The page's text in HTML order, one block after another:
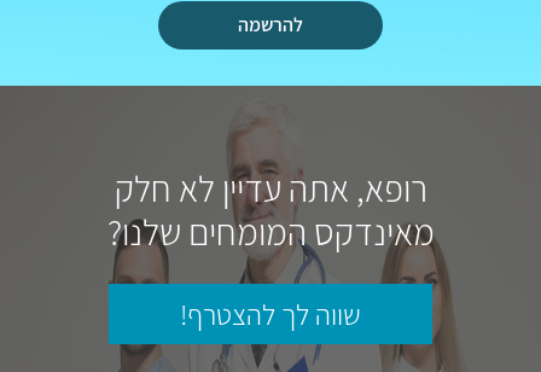
להרשמה
רופא, אתה עדיין לא חלק
מאינדקס המומחים שלנו?
שווה לך להצטרף!